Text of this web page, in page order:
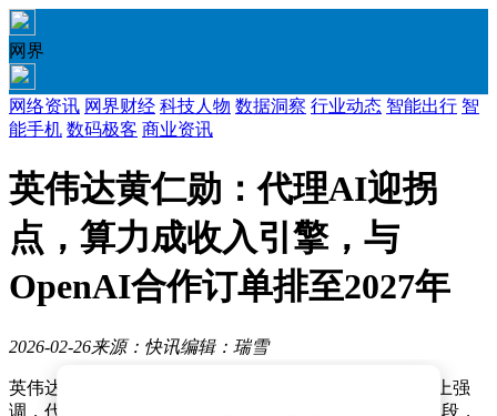
网界
网络资讯 网界财经 科技人物 数据洞察 行业动态 智能出行 智
能手机 数码极客 商业资讯
英伟达黄仁勋：代理AI迎拐
点，算力成收入引擎，与
OpenAI合作订单排至2027年
2026-02-26来源：快讯编辑：瑞雪
英伟达首席执行官黄仁勋在近期举行的投资者电话会议上强
调，代理人工智能（Agentic AI）技术已进入关键发展阶段，